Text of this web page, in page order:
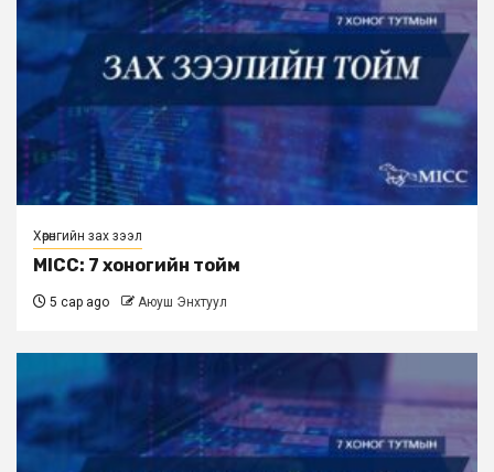
Хөрөнгийн зах зээл
MICC: 7 хоногийн тойм
5 сар ago Аюуш Энхтуул